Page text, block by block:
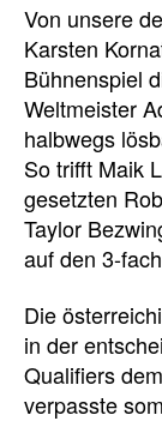
Von unsere
Karsten
Bühnenspiel
Weltmeister
halbwegs
So trifft Maik
gesetzten
Taylor
auf den 3-
Die
in der
Qualifiers
verpasste